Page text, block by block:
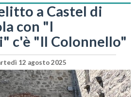
a Castel di
con "I
c'è "Il Colonnello"
12 agosto 2025